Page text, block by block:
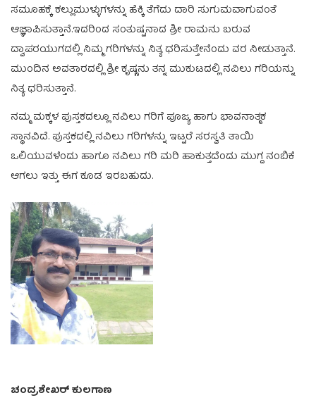
ಸಮೂಹಕ್ಕೆ ಕಲ್ಲುಮುಳ್ಳುಗಳನ್ನು ಹೆಕ್ಕಿ ತೆಗೆದು ದಾರಿ ಸುಗುಮವಾಗುವಂತೆ
ಆಜ್ಞಾಪಿಸುತ್ತಾನೆ.ಇದರಿಂದ ಸಂತುಷ್ಟನಾದ ಶ್ರೀ ರಾಮನು ಬರುವ
ದ್ವಾಪರಯುಗದಲ್ಲಿ ನಿಮ್ಮ ಗರಿಗಳನ್ನು ನಿತ್ಯ ಧರಿಸುತ್ತೇನೆಂದು ವರ ನೀಡುತ್ತಾನೆ.
ಮುಂದಿನ ಅವತಾರದಲ್ಲಿ ಶ್ರೀ ಕೃಷ್ಣನು ತನ್ನ ಮುಕುಟದಲ್ಲಿ ನವಿಲು ಗರಿಯನ್ನು
ನಿತ್ಯ ಧರಿಸುತ್ತಾನೆ.
ನಮ್ಮ ಮಕ್ಕಳ ಪುಸ್ತಕದಲ್ಲೂ ನವಿಲು ಗರಿಗೆ ಪೂಜ್ಯ ಹಾಗು ಭಾವನಾತ್ಮಕ
ಸ್ಥಾನವಿದೆ. ಪುಸ್ತಕದಲ್ಲಿ ನವಿಲು ಗರಿಗಳನ್ನು ಇಟ್ಟರೆ ಸರಸ್ವತಿ ತಾಯಿ
ಒಲಿಯುವಳೆಂದು ಹಾಗೂ ನವಿಲು ಗರಿ ಮರಿ ಹಾಕುತ್ತದೆಂದು ಮುಗ್ದ ನಂಬಿಕೆ
ಆಗಲು ಇತ್ತು ಈಗ ಕೂಡ ಇರಬಹುದು.
ಚಂದ್ರಶೇಖರ್ ಕುಲಗಾಣ